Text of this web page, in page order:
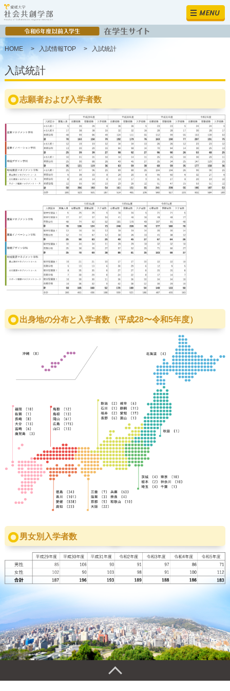
MENU
HOME > 入試情報TOP > 入試統計
入試統計
志願者および入学者数
出身地の分布と入学者数（平成28〜令和5年度）
男女別入学者数